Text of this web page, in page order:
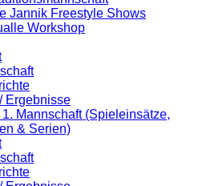
Jannik Freestyle Shows
Workshop
Ergebnisse
Mannschaft (Spieleinsätze,
& Serien)